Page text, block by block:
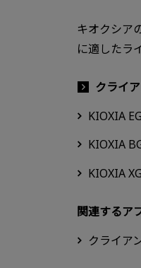
キオクシア
に適したラ
クライ
KIOXIA
KIOXIA
KIOXIA
関連するア
クライア